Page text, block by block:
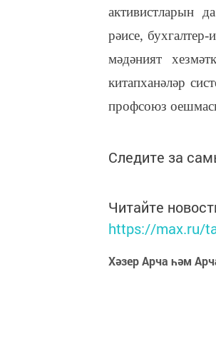
активистларын
рәисе,
мәдәният
китапханәләр
профсоюз
Следите за
Читайте
https://max.ru/
Хәзер Арча һәм